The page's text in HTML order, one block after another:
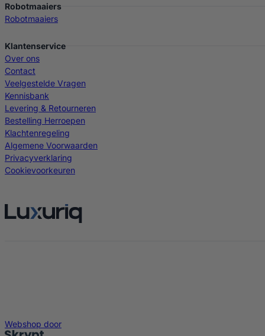
Robotmaaiers
Robotmaaiers
Klantenservice
Over ons
Contact
Veelgestelde Vragen
Kennisbank
Levering & Retourneren
Bestelling Herroepen
Klachtenregeling
Algemene Voorwaarden
Privacyverklaring
Cookievoorkeuren
Webshop door